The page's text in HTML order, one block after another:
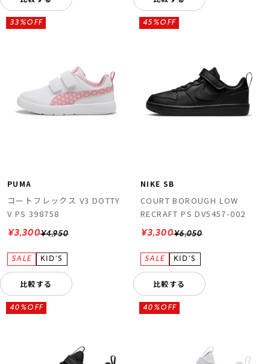
PUMA
コートフレックス V3 DOTTY
V PS 398758
¥4,950
33%OFF
¥3,300
比較する
NIKE SB
COURT BOROUGH LOW
RECRAFT PS DV5457-002
¥6,050
45%OFF
¥3,300
比較する
40%OFF 40%OFF